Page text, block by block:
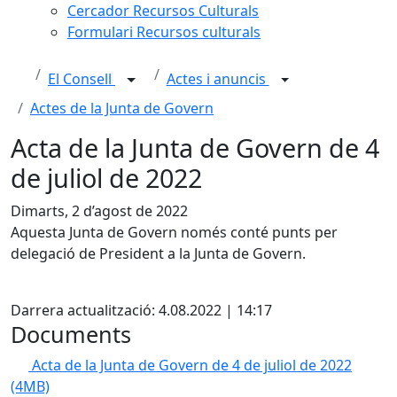
Cercador Recursos Culturals
Formulari Recursos culturals
El Consell
Actes i anuncis
Actes de la Junta de Govern
Acta de la Junta de Govern de 4
de juliol de 2022
Dimarts, 2 d’agost de 2022
Aquesta Junta de Govern només conté punts per
delegació de President a la Junta de Govern.
Darrera actualització: 4.08.2022 | 14:17
Documents
Acta de la Junta de Govern de 4 de juliol de 2022
(4MB)